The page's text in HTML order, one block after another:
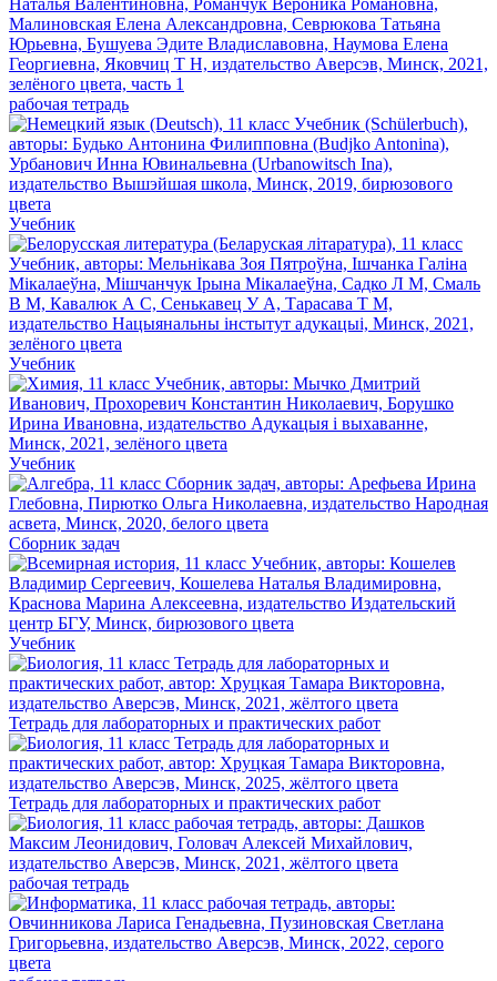
рабочая тетрадь
Учебник
Учебник
Учебник
Сборник задач
Учебник
Тетрадь для лабораторных и практических работ
Тетрадь для лабораторных и практических работ
рабочая тетрадь